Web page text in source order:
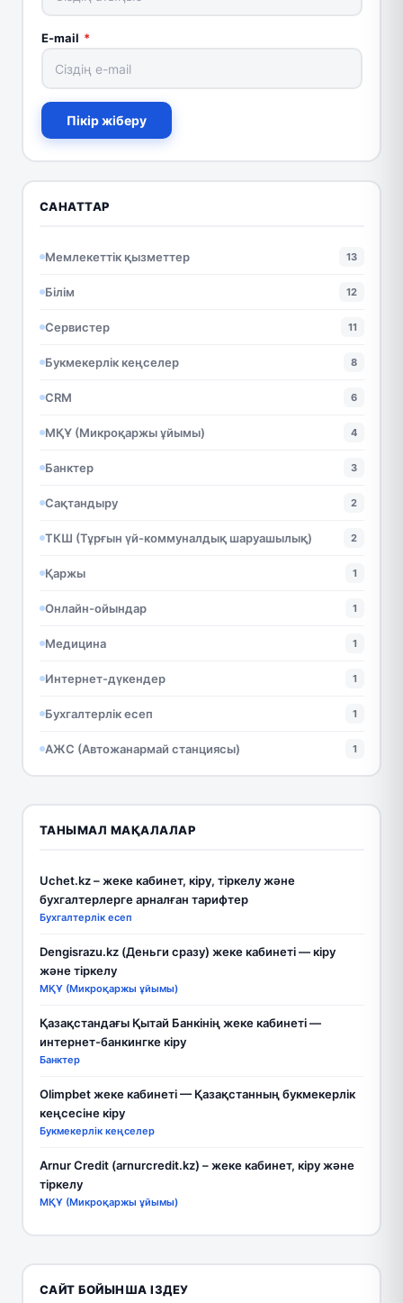
E-mail *
Пікір жіберу
САНАТТАР
Мемлекеттік қызметтер 13
Білім 12
Сервистер 11
Букмекерлік кеңселер 8
CRM 6
МҚҰ (Микроқаржы ұйымы) 4
Банктер 3
Сақтандыру 2
ТКШ (Тұрғын үй-коммуналдық шаруашылық) 2
Қаржы 1
Онлайн-ойындар 1
Медицина 1
Интернет-дүкендер 1
Бухгалтерлік есеп 1
АЖС (Автожанармай станциясы) 1
ТАНЫМАЛ МАҚАЛАЛАР
Uchet.kz – жеке кабинет, кіру, тіркелу және
бухгалтерлерге арналған тарифтер
Бухгалтерлік есеп
Dengisrazu.kz (Деньги сразу) жеке кабинеті — кіру
және тіркелу
МҚҰ (Микроқаржы ұйымы)
Қазақстандағы Қытай Банкінің жеке кабинеті —
интернет-банкингке кіру
Банктер
Olimpbet жеке кабинеті — Қазақстанның букмекерлік
кеңсесіне кіру
Букмекерлік кеңселер
Arnur Credit (arnurcredit.kz) – жеке кабинет, кіру және
тіркелу
МҚҰ (Микроқаржы ұйымы)
САЙТ БОЙЫНША ІЗДЕУ